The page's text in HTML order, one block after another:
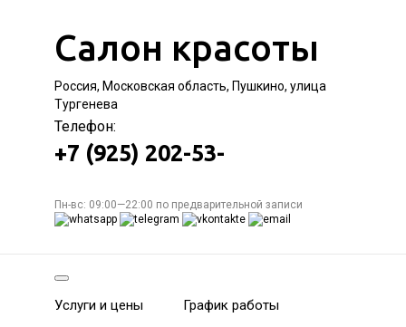
Салон красоты
Россия, Московская область, Пушкино, улица
Тургенева
Телефон:
+7 (925) 202-53-
Пн-вс: 09:00—22:00 по предварительной записи
Услуги и цены График работы